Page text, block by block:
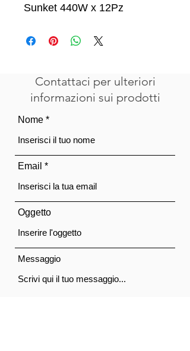
Sunket 440W x 12Pz
Batteria di accumulo di
Contattaci per ulteriori
informazioni sui prodotti
Nome
Email
Oggetto
Messaggio